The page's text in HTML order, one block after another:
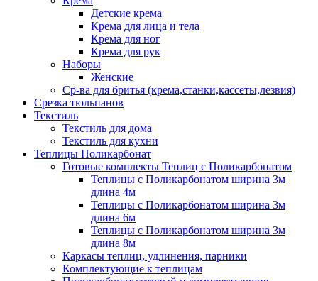
Детские крема
Крема для лица и тела
Крема для ног
Крема для рук
Наборы
Женские
Ср-ва для бритья (крема,станки,кассеты,лезвия)
Срезка тюльпанов
Текстиль
Текстиль для дома
Текстиль для кухни
Теплицы Поликарбонат
Готовые комплекты Теплиц с Поликарбонатом
Теплицы с Поликарбонатом ширина 3м
длина 4м
Теплицы с Поликарбонатом ширина 3м
длина 6м
Теплицы с Поликарбонатом ширина 3м
длина 8м
Каркасы теплиц, удлинения, парники
Комплектующие к теплицам